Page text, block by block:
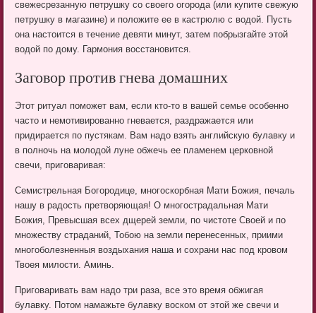
свежесрезанную петрушку со своего огорода (или купите свежую
петрушку в магазине) и положите ее в кастрюлю с водой. Пусть
она настоится в течение девяти минут, затем побрызгайте этой
водой по дому. Гармония восстановится.
Заговор против гнева домашних
Этот ритуал поможет вам, если кто-то в вашей семье особенно
часто и немотивированно гневается, раздражается или
придирается по пустякам. Вам надо взять английскую булавку и
в полночь на молодой луне обжечь ее пламенем церковной
свечи, приговаривая:
Семистрельная Богородице, многоскорбная Мати Божия, печаль
нашу в радость претворяющая! О многострадальная Мати
Божия, Превысшая всех дщерей земли, по чистоте Своей и по
множеству страданий, Тобою на земли перенесенных, приими
многоболезненныя воздыхания наша и сохрани нас под кровом
Твоея милости. Аминь.
Приговаривать вам надо три раза, все это время обжигая
булавку. Потом намажьте булавку воском от этой же свечи и